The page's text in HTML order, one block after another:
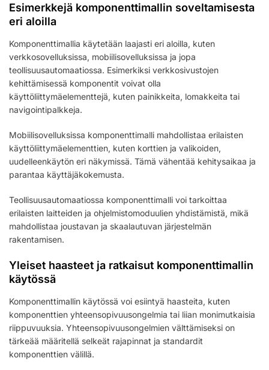
Esimerkkejä komponenttimallin soveltamisesta
eri aloilla
Komponenttimallia käytetään laajasti eri aloilla, kuten
verkkosovelluksissa, mobiilisovelluksissa ja jopa
teollisuusautomaatiossa. Esimerkiksi verkkosivustojen
kehittämisessä komponentit voivat olla
käyttöliittymäelementtejä, kuten painikkeita, lomakkeita tai
navigointipalkkeja.
Mobiilisovelluksissa komponenttimalli mahdollistaa erilaisten
käyttöliittymäelementtien, kuten korttien ja valikoiden,
uudelleenkäytön eri näkymissä. Tämä vähentää kehitysaikaa ja
parantaa käyttäjäkokemusta.
Teollisuusautomaatiossa komponenttimalli voi tarkoittaa
erilaisten laitteiden ja ohjelmistomoduulien yhdistämistä, mikä
mahdollistaa joustavan ja skaalautuvan järjestelmän
rakentamisen.
Yleiset haasteet ja ratkaisut komponenttimallin
käytössä
Komponenttimallin käytössä voi esiintyä haasteita, kuten
komponenttien yhteensopivuusongelmia tai liian monimutkaisia
riippuvuuksia. Yhteensopivuusongelmien välttämiseksi on
tärkeää määritellä selkeät rajapinnat ja standardit
komponenttien välillä.